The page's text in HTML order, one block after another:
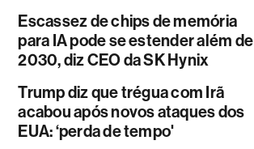
Escassez de chips de memória
para IA pode se estender além de
2030, diz CEO da SK Hynix
Trump diz que trégua com Irã
acabou após novos ataques dos
EUA: ‘perda de tempo'